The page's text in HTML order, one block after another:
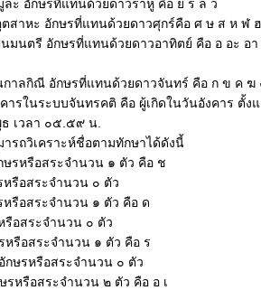
ะ อักษรที่แทนด้วยดาวราหู คือ ย ร ล ว
ตสาหะ อักษรที่แทนด้วยดาวศุกร์คือ ศ ษ ส ห ฬ ฮ
มนตรี อักษรที่แทนด้วยดาวอาทิตย์ คือ อ อะ อา
กาลกิณี อักษรที่แทนด้วยดาวจันทร์ คือ ก ข ค ฆ
ารในระบบจันทรคติ คือ ผู้เกิดในวันอังคาร ตั้งแ
เวลา ๐๕.๕๙ น.
ารถวิเคราะห์ชื่อตามทักษาได้ดังนี้
ษรหรือสระจำนวน ๑ ตัว คือ ช
หรือสระจำนวน ๐ ตัว
หรือสระจำนวน ๑ ตัว คือ ด
รือสระจำนวน ๐ ตัว
หรือสระจำนวน ๑ ตัว คือ ร
กษรหรือสระจำนวน ๐ ตัว
รหรือสระจำนวน ๒ ตัว คือ อ เ